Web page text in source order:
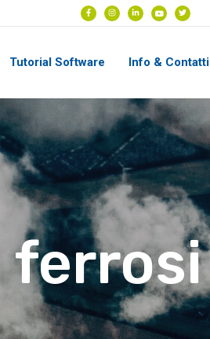
Tutorial Software Info & Contatti